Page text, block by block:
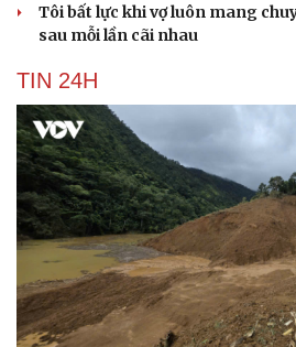
Tôi bất lực khi vợ luôn mang
sau mỗi lần cãi nhau
TIN 24H